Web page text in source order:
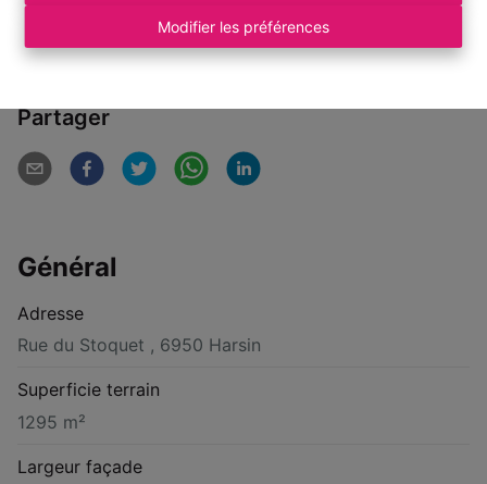
Modifier les préférences
visites au 084/77.00.00
Partager
Général
Adresse
Rue du Stoquet , 6950 Harsin
Superficie terrain
1295 m²
Largeur façade